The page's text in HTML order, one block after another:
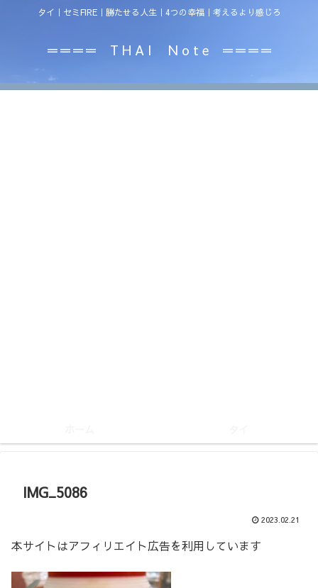
タイ｜セミFIRE｜勝たせる人生｜4つの幸福｜考えるより感じろ
＝＝＝＝ T H A I N o t e ＝＝＝＝
IMG_5086
2023.02.21
本サイトはアフィリエイト広告を利用しています